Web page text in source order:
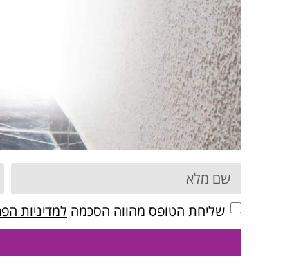
שליחת הטופס מהווה הסכמה למדיניות